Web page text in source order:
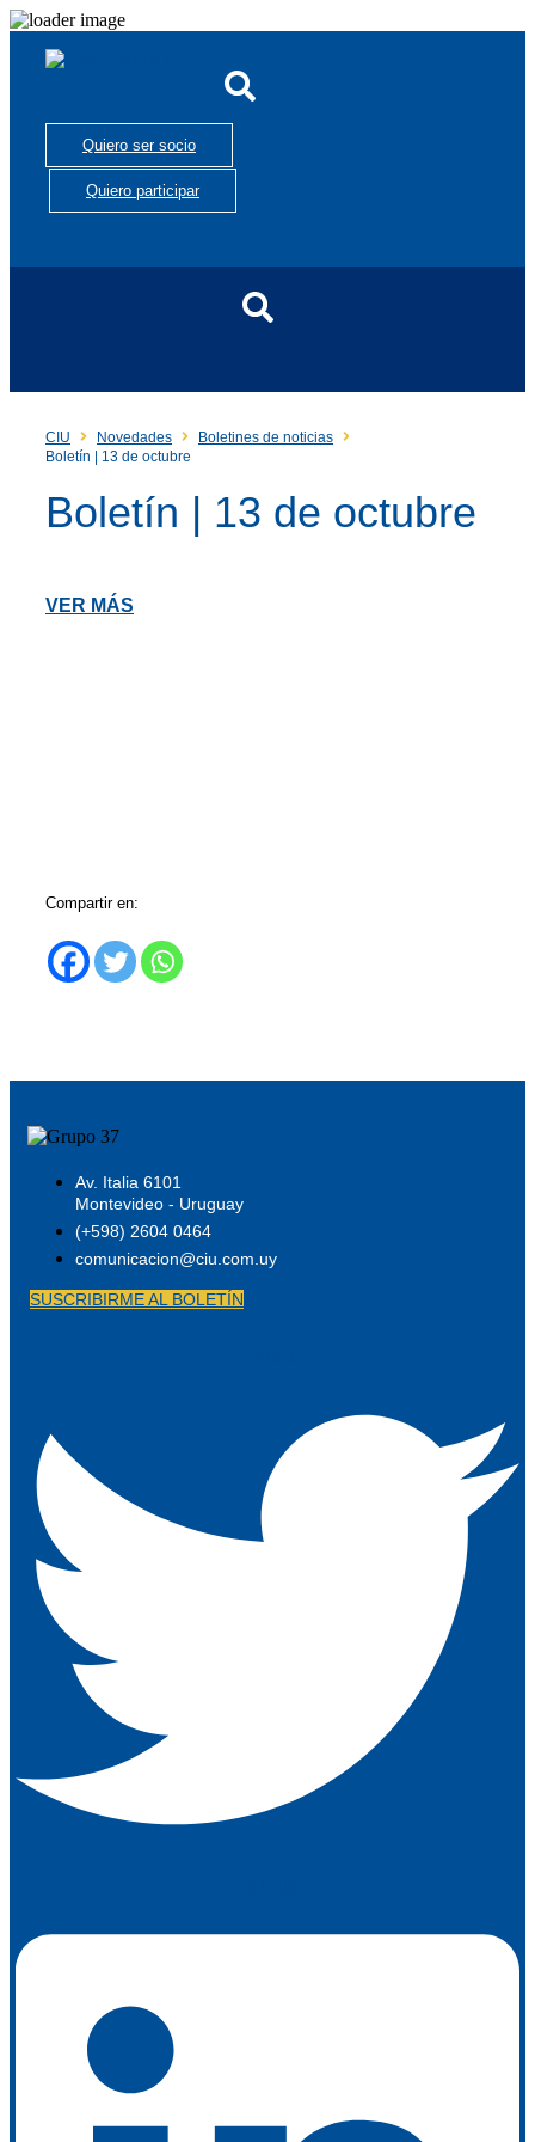
Quiero ser socio
Quiero participar
CIU Novedades
Boletines de noticias
Boletín | 13 de octubre
Boletín | 13 de octubre
VER MÁS
Compartir en:
Av. Italia 6101
Montevideo - Uruguay
(+598) 2604 0464
comunicacion@ciu.com.uy
SUSCRIBIRME AL BOLETÍN